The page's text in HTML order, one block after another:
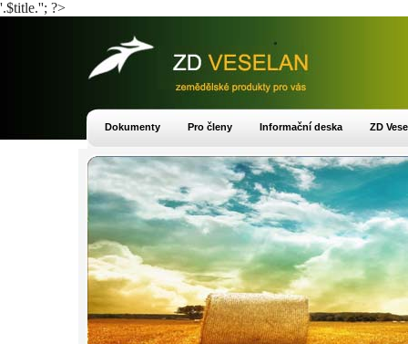
'.$title.''; ?>
Dokumenty Pro členy Informační deska ZD